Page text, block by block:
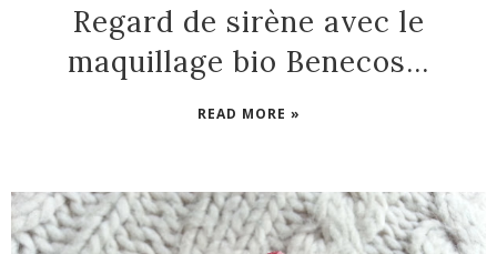
Regard de sirène avec le
maquillage bio Benecos...
READ MORE »